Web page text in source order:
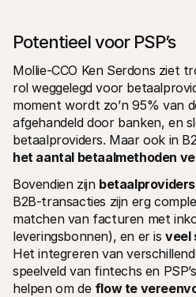
Potentieel voor PSP’s
Mollie-CCO Ken Serdons ziet
rol weggelegd voor
moment wordt zo’n 95% van
afgehandeld door banken, en
betaalproviders. Maar ook in
het aantal betaalmethoden
Bovendien zijn
B2B-transacties zijn erg
matchen van facturen met
leveringsbonnen), en er is veel
Het integreren van
speelveld van fintechs en
helpen om de flow te